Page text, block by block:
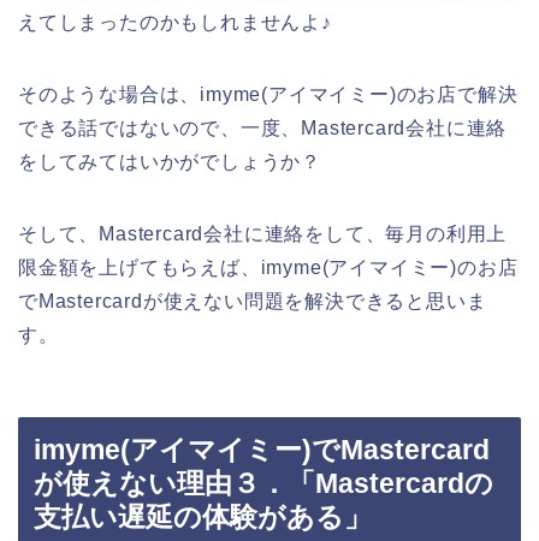
えてしまったのかもしれませんよ♪
そのような場合は、imyme(アイマイミー)のお店で解決
できる話ではないので、一度、Mastercard会社に連絡
をしてみてはいかがでしょうか？
そして、Mastercard会社に連絡をして、毎月の利用上
限金額を上げてもらえば、imyme(アイマイミー)のお店
でMastercardが使えない問題を解決できると思いま
す。
imyme(アイマイミー)でMastercard
が使えない理由３．「Mastercardの
支払い遅延の体験がある」